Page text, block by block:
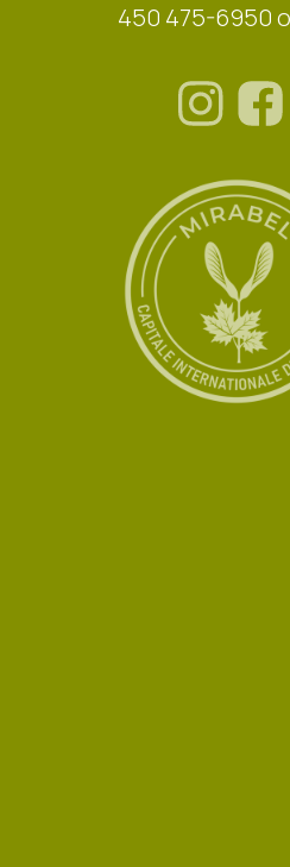
450 475-6950